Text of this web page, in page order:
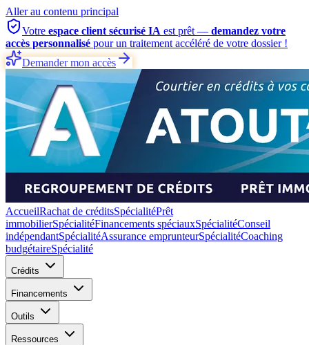
Aller au contenu principal
Votre espace client sécurisé IA est prêt — demandez votre
accès personnalisé pour un traitement accéléré de votre dossier !
Demander mon accès
AccueilRachat de créditsSpécialitéPrêt
immobilierSpécialitéFinancements spéciauxSpécialitéConseil
indépendantSpécialitéAssurance emprunteurSpécialitéCoaching
budgétaireSpécialité
Crédits
Financements
Outils
Ressources